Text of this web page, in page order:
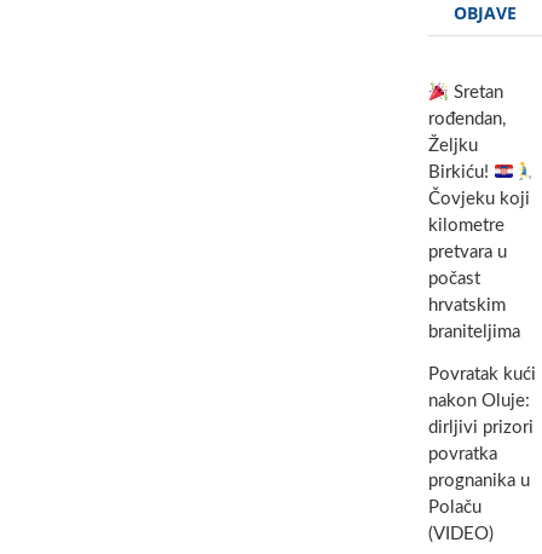
OBJAVE
Sretan
rođendan,
Željku
Birkiću!
Čovjeku koji
kilometre
pretvara u
počast
hrvatskim
braniteljima
Povratak kući
nakon Oluje:
dirljivi prizori
povratka
prognanika u
Polaču
(VIDEO)